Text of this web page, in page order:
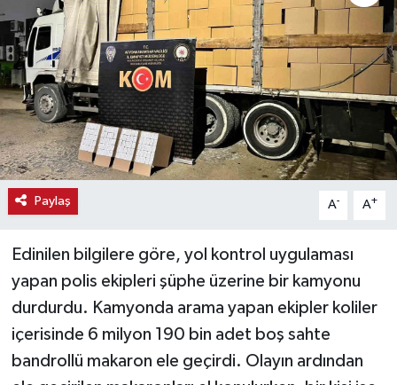
Paylaş A- A+
Edinilen bilgilere göre, yol kontrol uygulaması
yapan polis ekipleri şüphe üzerine bir kamyonu
durdurdu. Kamyonda arama yapan ekipler koliler
içerisinde 6 milyon 190 bin adet boş sahte
bandrollü makaron ele geçirdi. Olayın ardından
Haber
Haber İlanlar
Kültür-Sanat
Magazin
Resmi İlanlar
Sağlık
Seri İlan
Siyaset
Spor